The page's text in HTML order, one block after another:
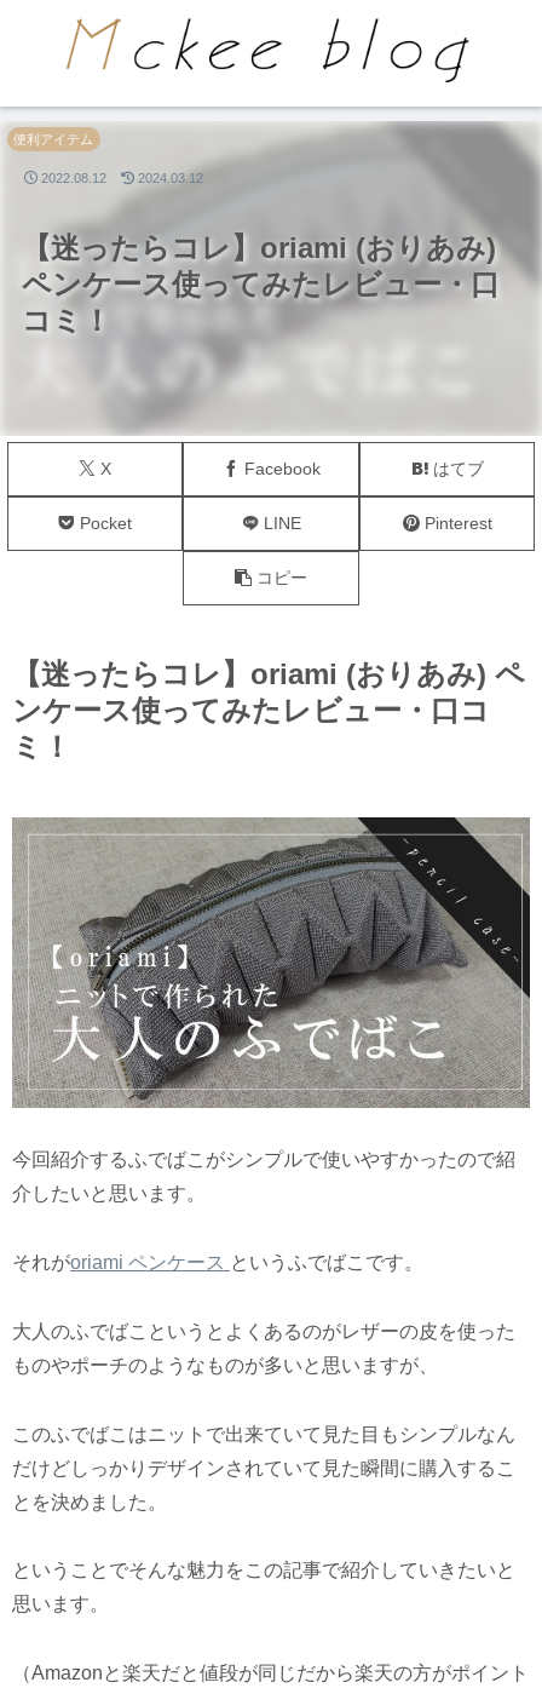
PR
【迷ったらコレ】oriami (おりあみ)
ペンケース使ってみたレビュー・口
コミ！
便利アイテム
X Facebook はてブ
Pocket LINE Pinterest
コピー
2022.08.12 2024.03.12
【迷ったらコレ】oriami (おりあみ) ペ
ンケース使ってみたレビュー・口コ
ミ！
今回紹介するふでばこがシンプルで使いやすかったので紹
介したいと思います。
それがoriami ペンケース というふでばこです。
大人のふでばこというとよくあるのがレザーの皮を使った
ものやポーチのようなものが多いと思いますが、
このふでばこはニットで出来ていて見た目もシンプルなん
だけどしっかりデザインされていて見た瞬間に購入するこ
とを決めました。
ということでそんな魅力をこの記事で紹介していきたいと
思います。
（Amazonと楽天だと値段が同じだから楽天の方がポイント